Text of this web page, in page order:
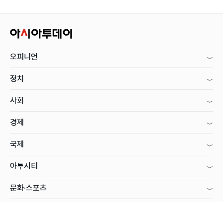
오피니언
정치
사회
경제
국제
아투시티
문화·스포츠